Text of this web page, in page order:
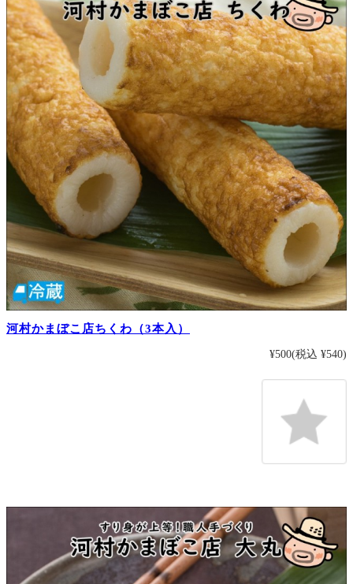
河村かまぼこ店ちくわ（3本入）
¥500(税込 ¥540)